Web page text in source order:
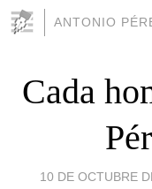
ANTONIO
Cada
10 DE OCTUBRE